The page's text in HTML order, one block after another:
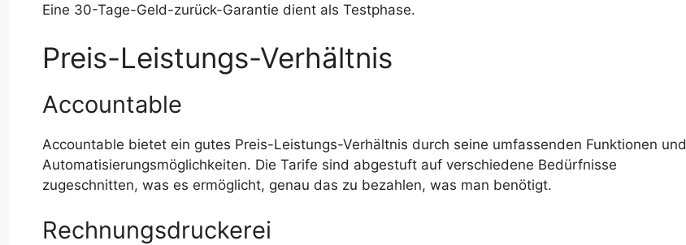
Eine 30-Tage-Geld-zurück-Garantie dient als Testphase.
Preis-Leistungs-Verhältnis
Accountable
Accountable bietet ein gutes Preis-Leistungs-Verhältnis durch seine umfassenden Funktionen und
Automatisierungsmöglichkeiten. Die Tarife sind abgestuft auf verschiedene Bedürfnisse
zugeschnitten, was es ermöglicht, genau das zu bezahlen, was man benötigt.
Rechnungsdruckerei